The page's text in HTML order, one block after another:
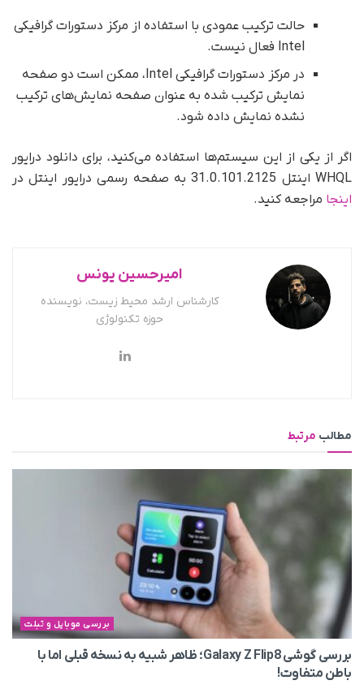
حالت ترکیب عمودی با استفاده از مرکز دستورات گرافیکی
Intel فعال نیست.
در مرکز دستورات گرافیکی Intel، ممکن است دو صفحه
نمایش ترکیب شده به عنوان صفحه نمایش‌های ترکیب
نشده نمایش داده شود.
اگر از یکی از این سیستم‌ها استفاده می‌کنید، برای دانلود درایور
WHQL اینتل 31.0.101.2125 به صفحه رسمی درایور اینتل در
اینجا مراجعه کنید.
امیرحسین یونس
کارشناس ارشد محیط زیست، نویسنده
حوزه تکنولوژی
مطالب مرتبط
بررسی موبایل و تبلت
بررسی گوشی Galaxy Z Flip8؛ ظاهر شبیه به نسخه قبلی اما با
باطن متفاوت!